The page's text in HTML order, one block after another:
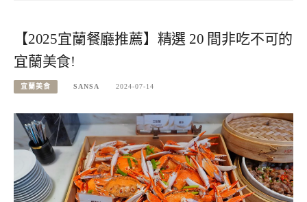
【2025宜蘭餐廳推薦】精選 20 間非吃不可的
宜蘭美食!
宜蘭美食 SANSA 2024-07-14